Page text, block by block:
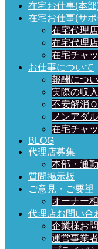
在宅お仕事(本
在宅お仕事(サ
在宅代理
在宅代理
在宅チャ
お仕事について
報酬につ
実際の収
不安解消
ノンアダ
在宅チャ
BLOG
代理店募集
本部・通
質問掲示板
ご意見・ご要望
オーナー
代理店お問い合
企業様お
運営事業者